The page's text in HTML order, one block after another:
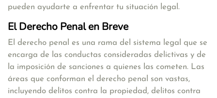
pueden ayudarte a enfrentar tu situación legal.
El Derecho Penal en Breve
El derecho penal es una rama del sistema legal que se
encarga de las conductas consideradas delictivas y de
la imposición de sanciones a quienes las cometen. Las
áreas que conforman el derecho penal son vastas,
incluyendo delitos contra la propiedad, delitos contra